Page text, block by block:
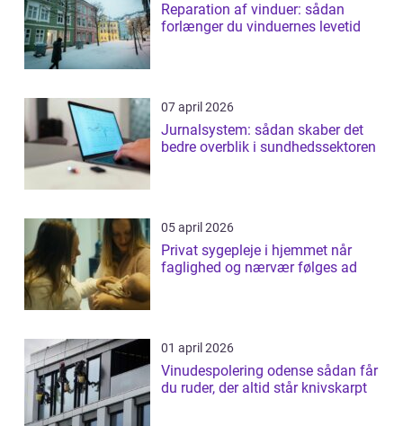
Reparation af vinduer: sådan
forlænger du vinduernes levetid
07 april 2026
Jurnalsystem: sådan skaber det
bedre overblik i sundhedssektoren
05 april 2026
Privat sygepleje i hjemmet når
faglighed og nærvær følges ad
01 april 2026
Vinudespolering odense sådan får
du ruder, der altid står knivskarpt